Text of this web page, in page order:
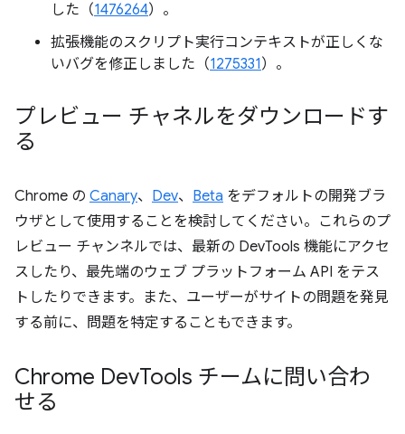
した（1476264）。
拡張機能のスクリプト実行コンテキストが正しくな
いバグを修正しました（1275331）。
プレビュー チャネルをダウンロードす
る
Chrome の Canary、 Dev、 Beta をデフォルトの開発ブラ
ウザとして使用することを検討してください。これらのプ
レビュー チャンネルでは、最新の DevTools 機能にアクセ
スしたり、最先端のウェブ プラットフォーム API をテス
トしたりできます。また、ユーザーがサイトの問題を発見
する前に、問題を特定することもできます。
Chrome DevTools チームに問い合わ
せる